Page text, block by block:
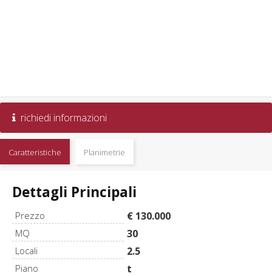
richiedi informazioni
Caratteristiche Planimetrie
Dettagli Principali
Prezzo € 130.000
MQ 30
Locali 2.5
Piano t